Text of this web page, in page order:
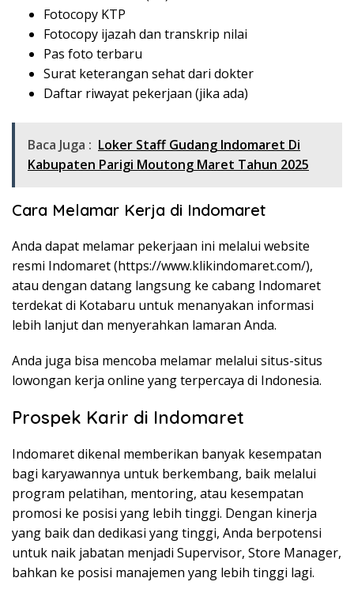
Fotocopy KTP
Fotocopy ijazah dan transkrip nilai
Pas foto terbaru
Surat keterangan sehat dari dokter
Daftar riwayat pekerjaan (jika ada)
Baca Juga : Loker Staff Gudang Indomaret Di
Kabupaten Parigi Moutong Maret Tahun 2025
Cara Melamar Kerja di Indomaret
Anda dapat melamar pekerjaan ini melalui website
resmi Indomaret (https://www.klikindomaret.com/),
atau dengan datang langsung ke cabang Indomaret
terdekat di Kotabaru untuk menanyakan informasi
lebih lanjut dan menyerahkan lamaran Anda.
Anda juga bisa mencoba melamar melalui situs-situs
lowongan kerja online yang terpercaya di Indonesia.
Prospek Karir di Indomaret
Indomaret dikenal memberikan banyak kesempatan
bagi karyawannya untuk berkembang, baik melalui
program pelatihan, mentoring, atau kesempatan
promosi ke posisi yang lebih tinggi. Dengan kinerja
yang baik dan dedikasi yang tinggi, Anda berpotensi
untuk naik jabatan menjadi Supervisor, Store Manager,
bahkan ke posisi manajemen yang lebih tinggi lagi.